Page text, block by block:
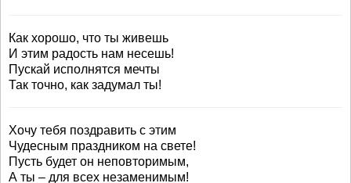
Как хорошо, что ты живешь
И этим радость нам несешь!
Пускай исполнятся мечты
Так точно, как задумал ты!
Хочу тебя поздравить с этим
Чудесным праздником на свете!
Пусть будет он неповторимым,
А ты – для всех незаменимым!